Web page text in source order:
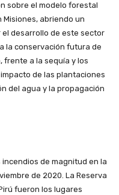
sobre el modelo forestal
abriendo un
desarrollo de este sector
la conservación futura de
frente a la sequía y los
de las plantaciones
del agua y la propagación
de magnitud en la
de 2020. La Reserva
fueron los lugares